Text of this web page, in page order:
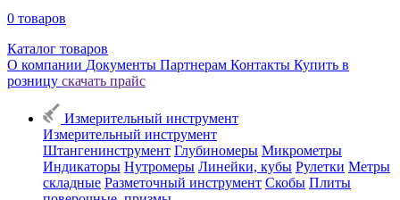
0 товаров
Каталог товаров
О компании Документы Партнерам Контакты Купить в
розницу скачать прайс
Измерительный инструмент
Измерительный инструмент
Штангенинструмент Глубиномеры Микрометры
Индикаторы Нутромеры Линейки, кубы Рулетки Метры
складные Разметочный инструмент Скобы Плиты